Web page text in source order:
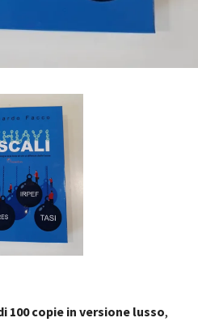
100 copie in versione lusso,